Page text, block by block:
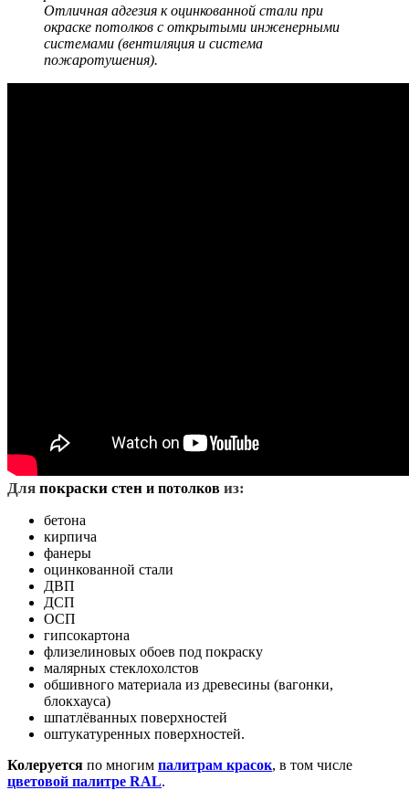
Отличная адгезия к оцинкованной стали при
окраске потолков с открытыми инженерными
системами (вентиляция и система
пожаротушения).
Для покраски стен и потолков из:
бетона
кирпича
фанеры
оцинкованной стали
ДВП
ДСП
ОСП
гипсокартона
флизелиновых обоев под покраску
малярных стеклохолстов
обшивного материала из древесины (вагонки,
блокхауса)
шпатлёванных поверхностей
оштукатуренных поверхностей.
Колеруется по многим палитрам красок, в том числе
цветовой палитре RAL.